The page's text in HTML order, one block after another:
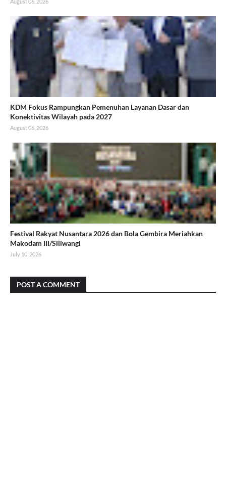
August 06, 2026
KDM Fokus Rampungkan Pemenuhan Layanan Dasar dan
Konektivitas Wilayah pada 2027
August 06, 2026
Festival Rakyat Nusantara 2026 dan Bola Gembira Meriahkan
Makodam III/Siliwangi
July 10, 2026
POST A COMMENT